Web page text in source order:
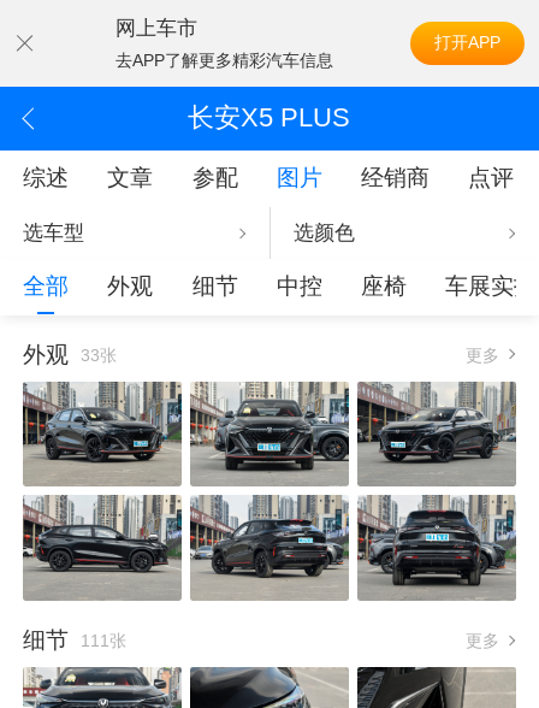
网上车市
去APP了解更多精彩汽车信息
打开APP
长安X5 PLUS
综述 文章 参配 图片 经销商 点评
选车型 选颜色
全部 外观 细节 中控 座椅 车展实拍
外观 33张 更多
细节 111张 更多